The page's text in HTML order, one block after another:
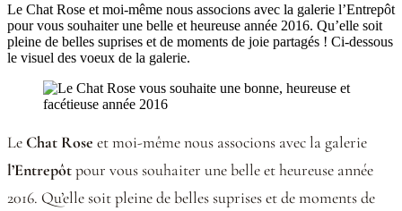
Le Chat Rose et moi-même nous associons avec la galerie l’Entrepôt
pour vous souhaiter une belle et heureuse année 2016. Qu’elle soit
pleine de belles suprises et de moments de joie partagés ! Ci-dessous
le visuel des voeux de la galerie.
Le Chat Rose et moi-même nous associons avec la galerie
l’Entrepôtpour vous souhaiter une belle et heureuse année
2016. Qu’elle soit pleine de belles suprises et de moments de